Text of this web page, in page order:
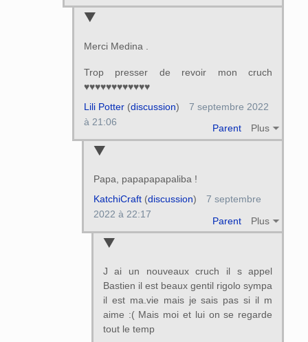
Merci Medina .
Trop presser de revoir mon cruch
♥♥♥♥♥♥♥♥♥♥♥♥
Parent Plus
Lili Potter(discussion)
7 septembre 2022
à 21:06
Papa, papapapapaliba !
Parent Plus
KatchiCraft(discussion)
7 septembre
2022 à 22:17
J ai un nouveaux cruch il s appel
Bastien il est beaux gentil rigolo sympa
il est ma.vie mais je sais pas si il m
aime :( Mais moi et lui on se regarde
tout le temp